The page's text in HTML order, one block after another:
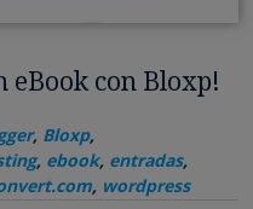
eBook con Bloxp!
, Bloxp,
, ebook, entradas,
, wordpress